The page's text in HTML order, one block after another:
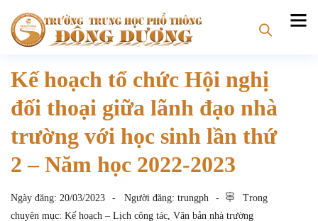
Kế hoạch tổ chức Hội nghị
đối thoại giữa lãnh đạo nhà
trường với học sinh lần thứ
2 – Năm học 2022-2023
Ngày đăng: 20/03/2023 Người đăng: trungph
Trong
chuyên mục: Kế hoạch – Lịch công tác, Văn bản nhà trường